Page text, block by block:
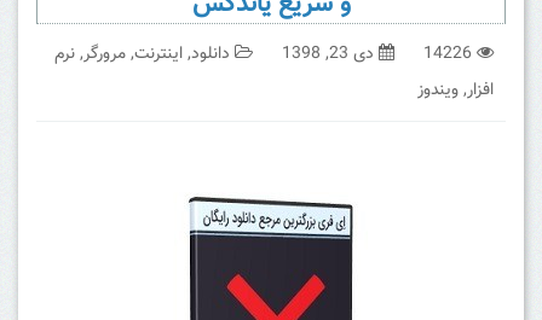
14226 دی 23, 1398 دانلود,اینترنت,مرورگر,نرم
افزار,ویندوز